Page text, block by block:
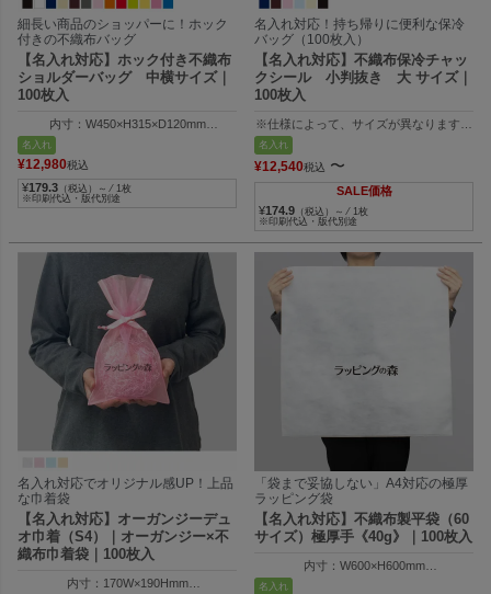
細長い商品のショッパーに！ホック
付きの不織布バッグ
【名入れ対応】ホック付き不織布
ショルダーバッグ 中横サイズ｜
100枚入
内寸：W450×H315×D120mm
外寸：W570×H315×D120mm
名入れ
¥12,980税込
¥179.3 （税込）～ ⁄ 1枚
※印刷代込・版代別途
名入れ対応！持ち帰りに便利な保冷
バッグ（100枚入）
【名入れ対応】不織布保冷チャッ
クシール 小判抜き 大 サイズ｜
100枚入
※仕様によって、サイズが異なります。
（パステルブルー・ライトピンク）
外寸：W390×H325×D130mm
内寸：W390×H240×D130mm
新仕様品
外寸：W390×H325×D130mm
内寸：W390×H250×D130mm
名入れ
¥12,540税込 〜
SALE価格
¥174.9 （税込）～ ⁄ 1枚
※印刷代込・版代別途
名入れ対応でオリジナル感UP！上品
な巾着袋
【名入れ対応】オーガンジーデュ
オ巾着（S4）｜オーガンジー×不
織布巾着袋｜100枚入
内寸：170W×190Hmm
「袋まで妥協しない」A4対応の極厚
ラッピング袋
【名入れ対応】不織布製平袋（60
サイズ）極厚手《40g》｜100枚入
内寸：W600×H600mm
名入れ